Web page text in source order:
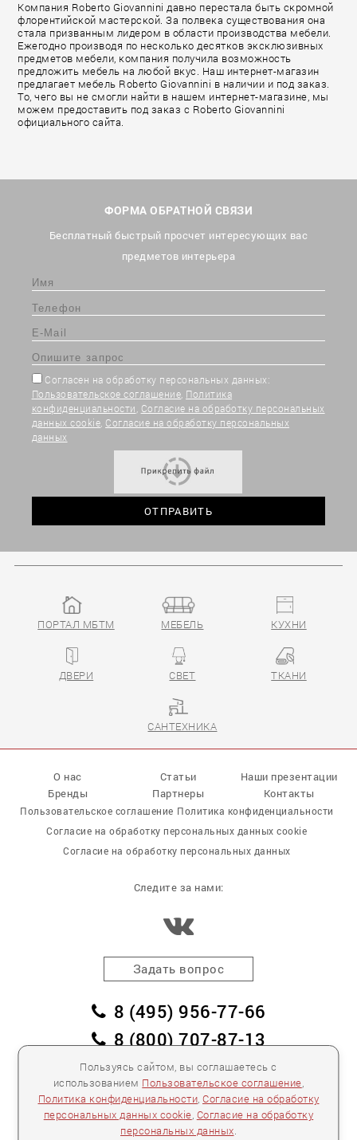
Компания Roberto Giovannini давно перестала быть скромной
флорентийской мастерской. За полвека существования она
стала призванным лидером в области производства мебели.
Ежегодно производя по несколько десятков эксклюзивных
предметов мебели, компания получила возможность
предложить мебель на любой вкус. Наш интернет-магазин
предлагает мебель Roberto Giovannini в наличии и под заказ.
То, чего вы не смогли найти в нашем интернет-магазине, мы
можем предоставить под заказ с Roberto Giovannini
официального сайта.
ФОРМА ОБРАТНОЙ СВЯЗИ
Бесплатный быстрый просчет интересующих вас
предметов интерьера
Согласен на обработку персональных данных:
Пользовательское соглашение, Политика
конфиденциальности, Согласие на обработку персональных
данных cookie, Согласие на обработку персональных
данных
Пользуясь сайтом, вы соглашаетесь с
использованием Пользовательское соглашение
Политика конфиденциальности Согласие на обработку
персональных данных cookie Согласие на обработку
персональных данных
ПОРТАЛ МБТМ МЕБЕЛЬ КУХНИ
ДВЕРИ СВЕТ ТКАНИ
САНТЕХНИКА
О нас Статьи
Наши презентации
Бренды
Партнеры Контакты
Пользовательское соглашение Политика конфиденциальности
Согласие на обработку персональных данных cookie
Согласие на обработку персональных данных
Следите за нами:
Задать вопрос
8 (495) 956-77-66
8 (800) 707-87-13
заказать обратный звонок
пл. Победы, дом 2, корпус 2
Для спецификаций и предложений:info@mebelclub.ru